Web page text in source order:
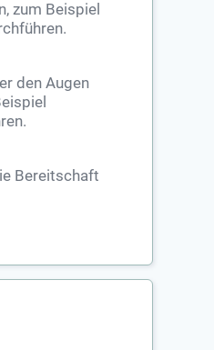
zum Beispiel
den Augen
Bereitschaft